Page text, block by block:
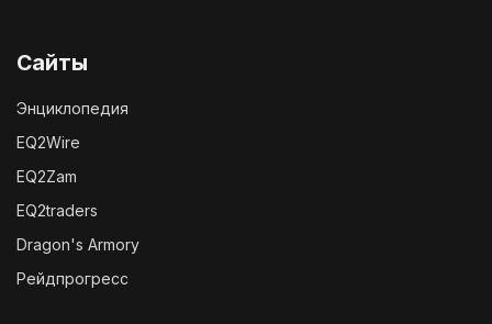
Сайты
Энциклопедия
EQ2Wire
EQ2Zam
EQ2traders
Dragon's Armory
Рейдпрогресс